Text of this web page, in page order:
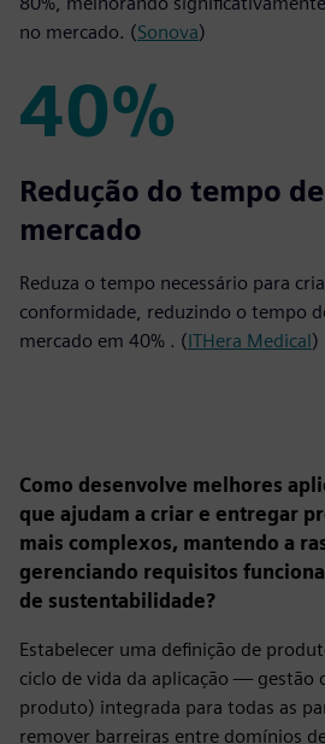
no mercado. (Sonova)
40%
40%
Redução do tempo
mercado
Reduza o tempo necessário para
conformidade, reduzindo o tempo
mercado em 40% . (ITHera Medical)
Como desenvolve melhores
que ajudam a criar e entregar
mais complexos, mantendo a
gerenciando requisitos
de sustentabilidade?
Estabelecer uma definição de
ciclo de vida da aplicação — gestão
produto) integrada para todas as
remover barreiras entre domínios